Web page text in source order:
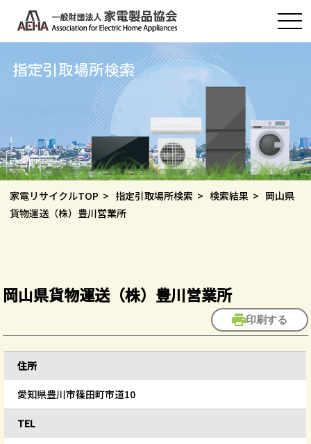
指定引取場所検索
家電リサイクルTOP > 指定引取場所検索 >検索結果 > 岡山県
貨物運送（株）豊川営業所
岡山県貨物運送（株）豊川営業所
印刷する
住所
愛知県豊川市篠田町市道10
TEL